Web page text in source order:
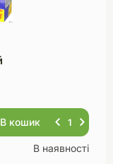
В кошик
В наявності